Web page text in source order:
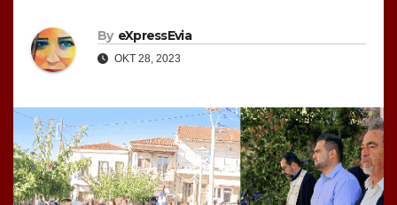
By eXpressEvia
ΟΚΤ 28, 2023